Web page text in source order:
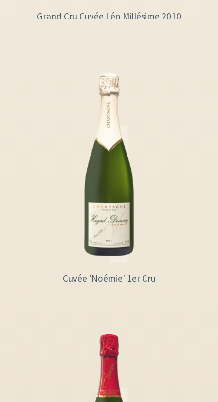
Grand Cru Cuvée Léo Millésime 2010
Cuvée 'Noémie' 1er Cru